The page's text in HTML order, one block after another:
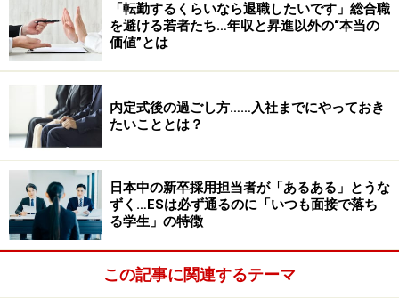
「転勤するくらいなら退職したいです」総合職
を避ける若者たち…年収と昇進以外の“本当の
価値”とは
内定式後の過ごし方……入社までにやっておき
たいこととは？
日本中の新卒採用担当者が「あるある」とうな
ずく…ESは必ず通るのに「いつも面接で落ち
る学生」の特徴
この記事に関連するテーマ